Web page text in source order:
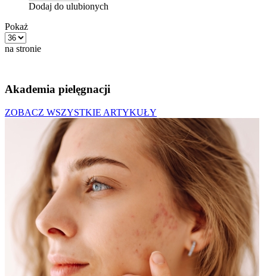
Dodaj do ulubionych
Pokaż
na stronie
Akademia pielęgnacji
ZOBACZ WSZYSTKIE ARTYKUŁY